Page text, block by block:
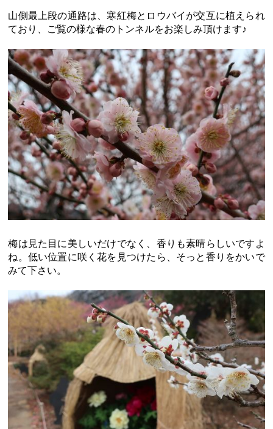
山側最上段の通路は、寒紅梅とロウバイが交互に植えられ
ており、ご覧の様な春のトンネルをお楽しみ頂けます♪
梅は見た目に美しいだけでなく、香りも素晴らしいですよ
ね。低い位置に咲く花を見つけたら、そっと香りをかいで
みて下さい。